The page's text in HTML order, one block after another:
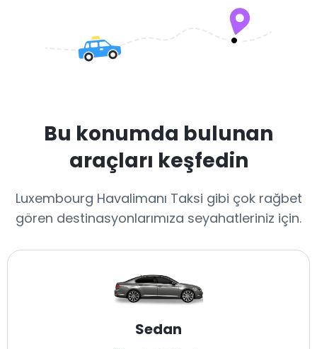
Bu konumda bulunan
araçları keşfedin
Luxembourg Havalimanı Taksi gibi çok rağbet
gören destinasyonlarımıza seyahatleriniz için.
Sedan